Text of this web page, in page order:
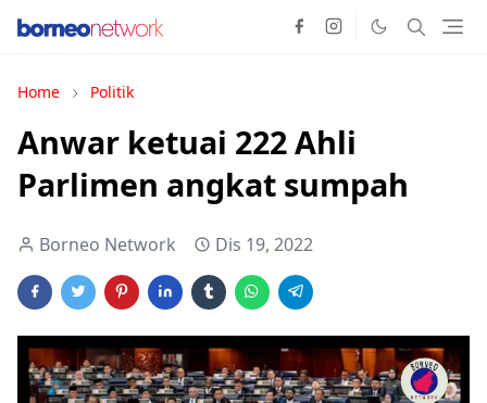
Home Politik
Anwar ketuai 222 Ahli
Parlimen angkat sumpah
Borneo Network Dis 19, 2022